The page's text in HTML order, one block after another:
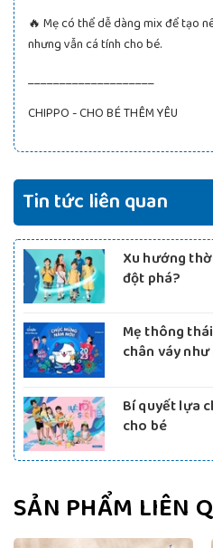
🔥 Mẹ có thể dễ dàng mix để tạo
nhưng vẫn cá tính cho bé.
____________________
CHIPPO - CHO BÉ THÊM YÊU
Tin tức liên quan
Xu hướng
đột phá?
Mẹ thông
chân váy
Bí quyết lựa
cho bé
SẢN PHẨM LIÊN